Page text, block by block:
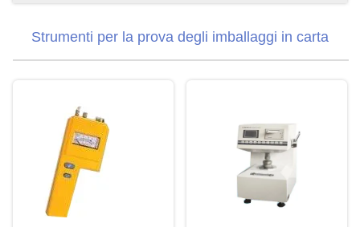
Strumenti per la prova degli imballaggi in carta